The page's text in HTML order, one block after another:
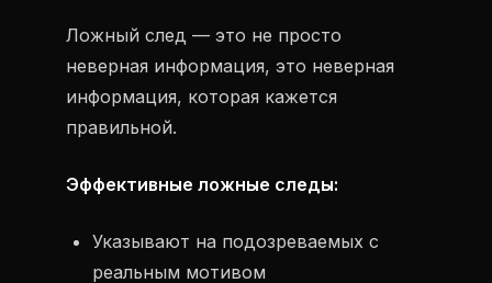
Ложный след — это не просто
неверная информация, это неверная
информация, которая кажется
правильной.
Эффективные ложные следы:
Указывают на подозреваемых с
реальным мотивом